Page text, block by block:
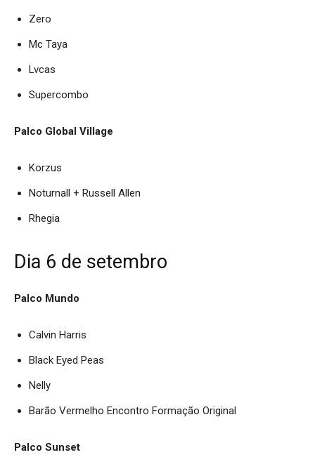
Zero
Mc Taya
Lvcas
Supercombo
Palco Global Village
Korzus
Noturnall + Russell Allen
Rhegia
Dia 6 de setembro
Palco Mundo
Calvin Harris
Black Eyed Peas
Nelly
Barão Vermelho Encontro Formação Original
Palco Sunset